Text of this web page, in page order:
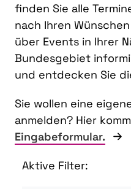
finden Sie alle
nach Ihren
über Events in Ihrer
Bundesgebiet
und entdecken Sie
Sie wollen eine
anmelden? Hier
Eingabeformular.
Aktive Filter: